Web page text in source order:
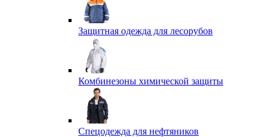
Защитная одежда для лесорубов
Комбинезоны химической защиты
Спецодежда для нефтяников